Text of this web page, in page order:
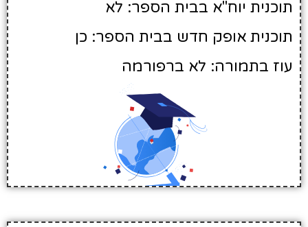
תוכנית יוח"א בבית הספר: לא
תוכנית אופק חדש בבית הספר: כן
עוז בתמורה: לא ברפורמה